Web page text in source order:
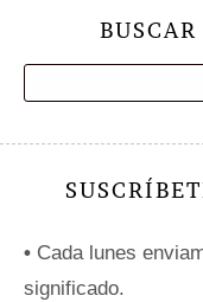
• Cada lunes
significado.